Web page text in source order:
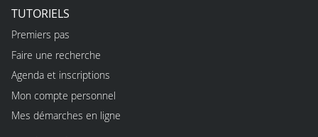
TUTORIELS
Premiers pas
Faire une recherche
Agenda et inscriptions
Mon compte personnel
Mes démarches en ligne